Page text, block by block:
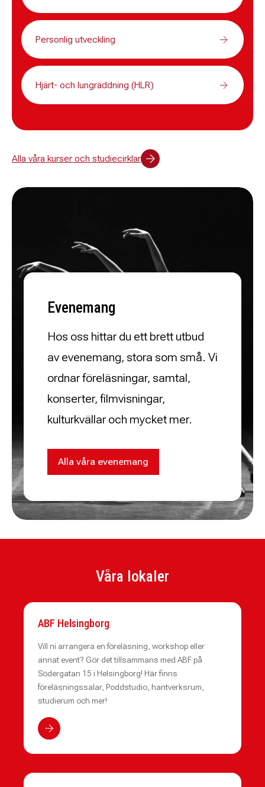
Personlig utveckling
Hjärt- och lungräddning (HLR)
Alla våra kurser och studiecirklar
Evenemang
Hos oss hittar du ett brett utbud
av evenemang, stora som små. Vi
ordnar föreläsningar, samtal,
konserter, filmvisningar,
kulturkvällar och mycket mer.
Alla våra evenemang
Våra lokaler
ABF Helsingborg
Vill ni arrangera en föreläsning, workshop eller
annat event? Gör det tillsammans med ABF på
Södergatan 15 i Helsingborg! Här finns
föreläsningssalar, Poddstudio, hantverksrum,
studierum och mer!